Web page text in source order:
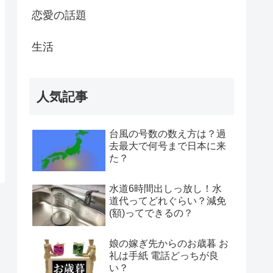
恋愛の話題
生活
人気記事
台風の号数の数え方は？過
去最大で何号まで日本に来
た？
水道6時間出しっ放し！水
道代ってどれぐらい？減免
(額)ってできるの？
娘の嫁ぎ先からのお歳暮 お
礼は手紙 電話どっちが良
い？